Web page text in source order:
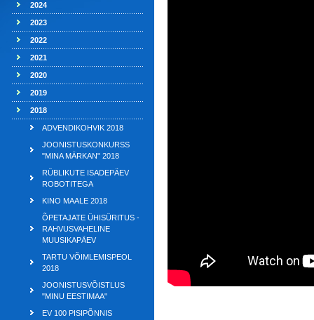
2024
2023
2022
2021
2020
2019
2018
ADVENDIKOHVIK 2018
JOONISTUSKONKURSS
"MINA MÄRKAN" 2018
RÜBLIKUTE ISADEPÄEV
ROBOTITEGA
KINO MAALE 2018
ÕPETAJATE ÜHISÜRITUS -
RAHVUSVAHELINE
MUUSIKAPÄEV
TARTU VÕIMLEMISPEOL
2018
JOONISTUSVÕISTLUS
"MINU EESTIMAA"
EV 100 PISIPÕNNIS